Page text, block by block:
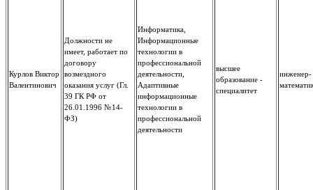
Курлов Виктор
Валентинович
Должности не
имеет, работает по
договору
возмездного
оказания услуг (Гл.
39 ГК РФ от
26.01.1996 №14-
ФЗ)
Информатика,
Информационные
технологии в
профессиональной
деятельности,
Адаптивные
информационные
технологии в
профессиональной
деятельности
высшее
образование -
специалитет
инженер-